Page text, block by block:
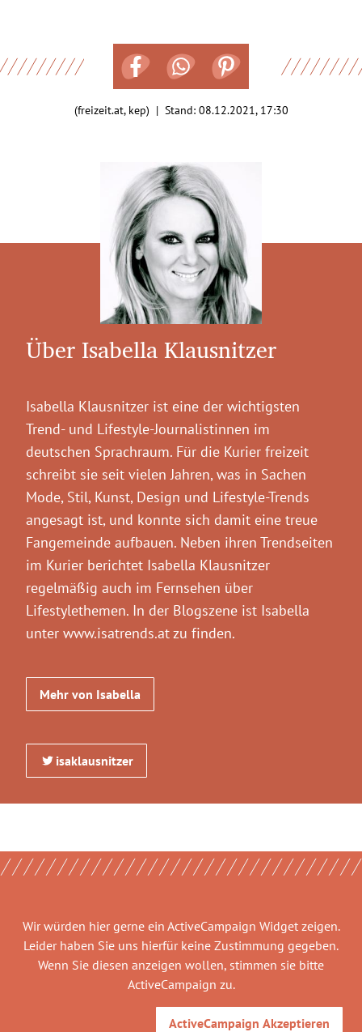
(freizeit.at, kep) | Stand: 08.12.2021, 17:30
Über Isabella Klausnitzer
Isabella Klausnitzer ist eine der wichtigsten
Trend- und Lifestyle-Journalistinnen im
deutschen Sprachraum. Für die Kurier freizeit
schreibt sie seit vielen Jahren, was in Sachen
Mode, Stil, Kunst, Design und Lifestyle-Trends
angesagt ist, und konnte sich damit eine treue
Fangemeinde aufbauen. Neben ihren Trendseiten
im Kurier berichtet Isabella Klausnitzer
regelmäßig auch im Fernsehen über
Lifestylethemen. In der Blogszene ist Isabella
unter www.isatrends.at zu finden.
Mehr von Isabella
isaklausnitzer
Wir würden hier gerne ein ActiveCampaign Widgetzeigen.
Leider haben Sie uns hierfür keine Zustimmung gegeben.
Wenn Sie diesen anzeigen wollen, stimmen sie bitte
ActiveCampaign zu.
ActiveCampaign Akzeptieren